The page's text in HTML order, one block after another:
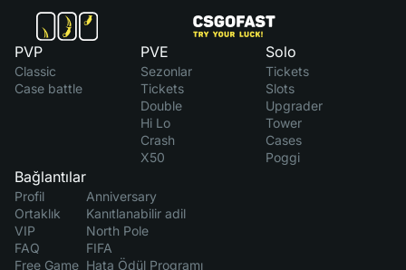
PVP
Classic
Case battle
PVE
Sezonlar
Tickets
Double
Hi Lo
Crash
X50
Solo
Tickets
Slots
Upgrader
Tower
Cases
Poggi
Bağlantılar
Profil
Ortaklık
VIP
FAQ
Free Game
Anniversary
Kanıtlanabilir adil
North Pole
FIFA
Hata Ödül Programı